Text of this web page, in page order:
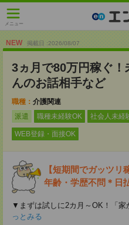
メニュー
NEW 掲載日 :2026/08/07
3ヵ月で80万円稼ぐ
んのお話相手など
職種： 介護関連
派遣
職種未経験OK 社会人未経
WEB登録・面接OK
【短期間でガッツリ
年齢・学歴不問＊日
▼まずは試しに2カ月～OK！「家
っとみる